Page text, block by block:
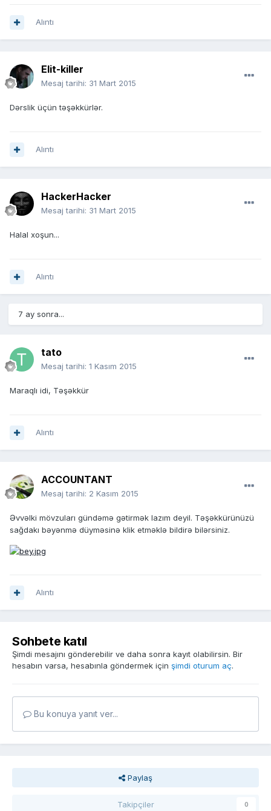
Alıntı
Elit-killer
Mesaj tarihi: 31 Mart 2015
Dərslik üçün təşəkkürlər.
Alıntı
HackerHacker
Mesaj tarihi: 31 Mart 2015
Halal xoşun...
Alıntı
7 ay sonra...
tato
Mesaj tarihi: 1 Kasım 2015
Maraqlı idi, Təşəkkür
Alıntı
ACCOUNTANT
Mesaj tarihi: 2 Kasım 2015
Əvvəlki mövzuları gündəmə gətirmək lazım deyil. Təşəkkürünüzü
sağdakı bəyənmə düyməsinə klik etməklə bildirə bilərsiniz.
Alıntı
Sohbete katıl
Şimdi mesajını gönderebilir ve daha sonra kayıt olabilirsin. Bir
hesabın varsa, hesabınla göndermek için şimdi oturum aç.
Bu konuya yanıt ver...
Paylaş
Takipçiler 0